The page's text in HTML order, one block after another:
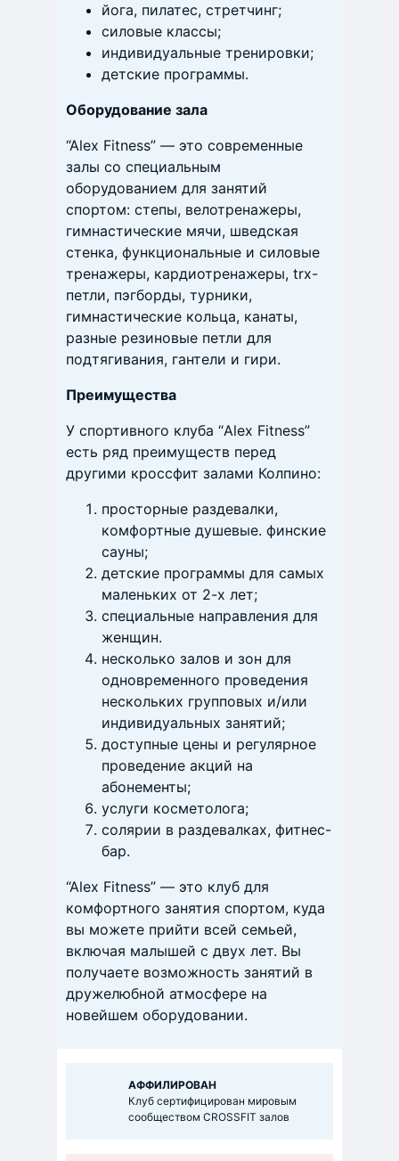
йога, пилатес, стретчинг;
силовые классы;
индивидуальные тренировки;
детские программы.
Оборудование зала
“Alex Fitness” — это современные
залы со специальным
оборудованием для занятий
спортом: степы, велотренажеры,
гимнастические мячи, шведская
стенка, функциональные и силовые
тренажеры, кардиотренажеры, trx-
петли, пэгборды, турники,
гимнастические кольца, канаты,
разные резиновые петли для
подтягивания, гантели и гири.
Преимущества
У спортивного клуба “Alex Fitness”
есть ряд преимуществ перед
другими кроссфит залами Колпино:
просторные раздевалки,
комфортные душевые. финские
сауны;
детские программы для самых
маленьких от 2-х лет;
специальные направления для
женщин.
несколько залов и зон для
одновременного проведения
нескольких групповых и/или
индивидуальных занятий;
доступные цены и регулярное
проведение акций на
абонементы;
услуги косметолога;
солярии в раздевалках, фитнес-
бар.
“Alex Fitness” — это клуб для
комфортного занятия спортом, куда
вы можете прийти всей семьей,
включая малышей с двух лет. Вы
получаете возможность занятий в
дружелюбной атмосфере на
новейшем оборудовании.
АФФИЛИРОВАН
Клуб сертифицирован мировым
сообществом CROSSFIT залов